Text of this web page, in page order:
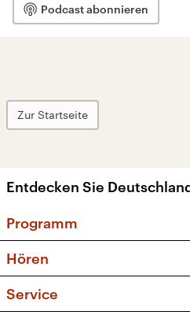
Podcast abonnieren
Zur Startseite
Entdecken Sie
Programm
Sendungen und
Musikliste
Hören
Service